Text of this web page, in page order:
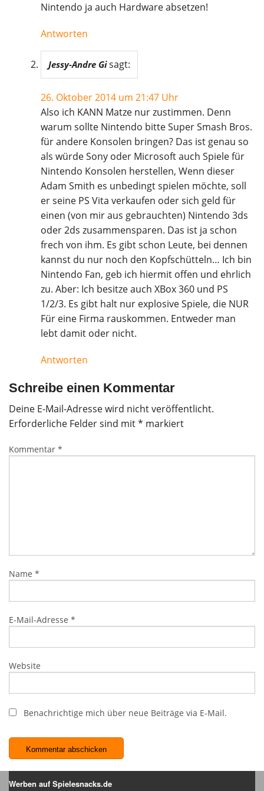
Nintendo ja auch Hardware absetzen!
Antworten
Jessy-Andre Gi sagt:
26. Oktober 2014 um 21:47 Uhr
Also ich KANN Matze nur zustimmen. Denn
warum sollte Nintendo bitte Super Smash Bros.
für andere Konsolen bringen? Das ist genau so
als würde Sony oder Microsoft auch Spiele für
Nintendo Konsolen herstellen, Wenn dieser
Adam Smith es unbedingt spielen möchte, soll
er seine PS Vita verkaufen oder sich geld für
einen (von mir aus gebrauchten) Nintendo 3ds
oder 2ds zusammensparen. Das ist ja schon
frech von ihm. Es gibt schon Leute, bei dennen
kannst du nur noch den Kopfschütteln… Ich bin
Nintendo Fan, geb ich hiermit offen und ehrlich
zu. Aber: Ich besitze auch XBox 360 und PS
1/2/3. Es gibt halt nur explosive Spiele, die NUR
Für eine Firma rauskommen. Entweder man
lebt damit oder nicht.
Antworten
Schreibe einen Kommentar
Deine E-Mail-Adresse wird nicht veröffentlicht.
Erforderliche Felder sind mit* markiert
Kommentar *
Name *
E-Mail-Adresse *
Website
Benachrichtige mich über neue Beiträge via E-Mail.
Werben auf Spielesnacks.de